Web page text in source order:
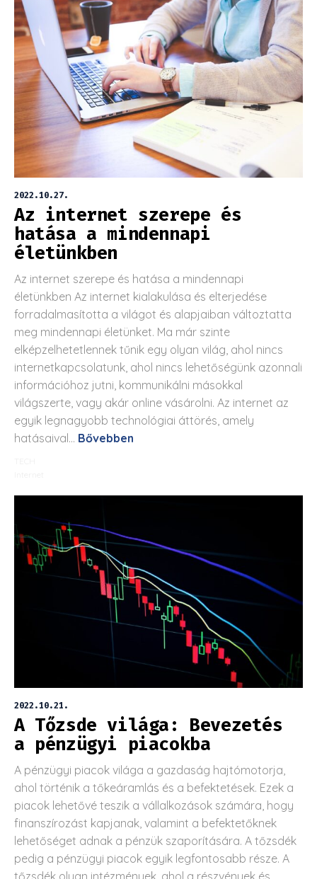
2022.10.27.
Az internet szerepe és
hatása a mindennapi
életünkben
Az internet szerepe és hatása a mindennapi
életünkben Az internet kialakulása és elterjedése
forradalmasította a világot és alapjaiban változtatta
meg mindennapi életünket. Ma már szinte
elképzelhetetlennek tűnik egy olyan világ, ahol nincs
internetkapcsolatunk, ahol nincs lehetőségünk azonnali
információhoz jutni, kommunikálni másokkal
világszerte, vagy akár online vásárolni. Az internet az
egyik legnagyobb technológiai áttörés, amely
hatásaival... Bővebben
2022.10.21.
A Tőzsde világa: Bevezetés
a pénzügyi piacokba
A pénzügyi piacok világa a gazdaság hajtómotorja,
ahol történik a tőkeáramlás és a befektetések. Ezek a
piacok lehetővé teszik a vállalkozások számára, hogy
finanszírozást kapjanak, valamint a befektetőknek
lehetőséget adnak a pénzük szaporítására. A tőzsdék
pedig a pénzügyi piacok egyik legfontosabb része. A
tőzsdék olyan intézmények, ahol a részvények és